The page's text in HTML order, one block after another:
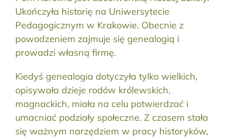
Ukończyła historię na Uniwersytecie
Pedagogicznym w Krakowie. Obecnie z
powodzeniem zajmuje się genealogią i
prowadzi własną firmę.
Kiedyś genealogia dotyczyła tylko wielkich,
opisywała dzieje rodów królewskich,
magnackich, miała na celu potwierdzać i
umacniać podziały społeczne. Z czasem stała
się ważnym narzędziem w pracy historyków,